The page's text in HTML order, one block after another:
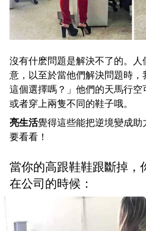
沒有什麽問題是解決不了的。人
意，以至於當他們解決問題時
這個選擇嗎？」他們的天馬行空
或者穿上兩隻不同的鞋子哦。
亮生活覺得這些能把逆境變成
要看看！
當你的高跟鞋鞋跟斷掉，
在公司的時候：